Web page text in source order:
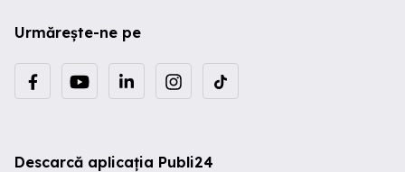
Urmărește-ne pe
Descarcă aplicația Publi24